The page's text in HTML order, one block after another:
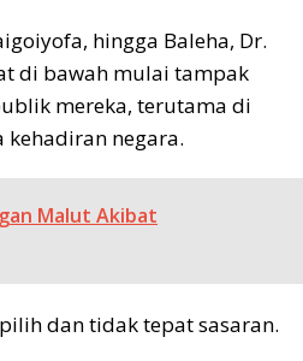
hingga Baleha, Dr.
di bawah mulai tampak
mereka, terutama di
negara.
Malut Akibat
dan tidak tepat sasaran.